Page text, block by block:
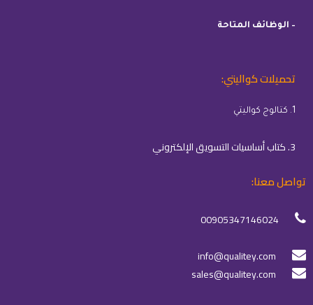
– الوظائف المتاحة
تحميلات كواليتي:
1. كتالوج كواليتي
3. كتاب أساسيات التسويق الإلكتروني
تواصل معنا:
00905347146024
info@qualitey.com
sales@qualitey.com